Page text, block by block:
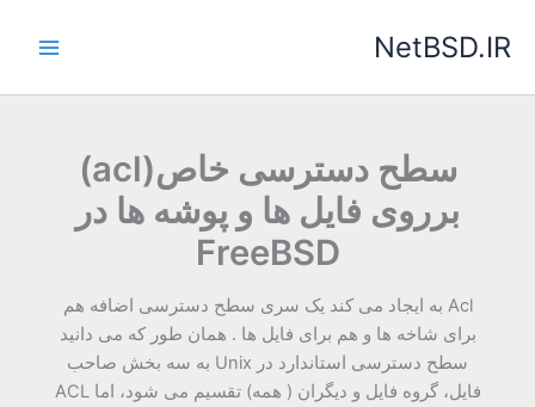
NetBSD.IR
سطح دسترسی خاص(acl)
برروی فایل ها و پوشه ها در
FreeBSD
Acl به ایجاد می کند یک سری سطح دسترسی اضافه هم
برای شاخه ها و هم برای فایل ها . همان طور که می دانید
سطح دسترسی استاندارد در Unix به سه بخش صاحب
فایل، گروه فایل و دیگران ( همه) تقسیم می شود، اما ACL